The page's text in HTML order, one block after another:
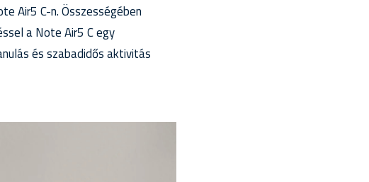
Air5 C-n. Összességében
a Note Air5 C egy
és szabadidős aktivitás